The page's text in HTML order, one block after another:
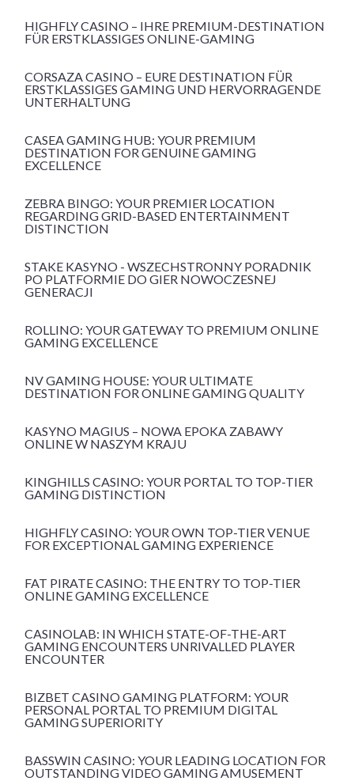
HIGHFLY CASINO – IHRE PREMIUM-DESTINATION
FÜR ERSTKLASSIGES ONLINE-GAMING
CORSAZA CASINO – EURE DESTINATION FÜR
ERSTKLASSIGES GAMING UND HERVORRAGENDE
UNTERHALTUNG
CASEA GAMING HUB: YOUR PREMIUM
DESTINATION FOR GENUINE GAMING
EXCELLENCE
ZEBRA BINGO: YOUR PREMIER LOCATION
REGARDING GRID-BASED ENTERTAINMENT
DISTINCTION
STAKE KASYNO - WSZECHSTRONNY PORADNIK
PO PLATFORMIE DO GIER NOWOCZESNEJ
GENERACJI
ROLLINO: YOUR GATEWAY TO PREMIUM ONLINE
GAMING EXCELLENCE
NV GAMING HOUSE: YOUR ULTIMATE
DESTINATION FOR ONLINE GAMING QUALITY
KASYNO MAGIUS – NOWA EPOKA ZABAWY
ONLINE W NASZYM KRAJU
KINGHILLS CASINO: YOUR PORTAL TO TOP-TIER
GAMING DISTINCTION
HIGHFLY CASINO: YOUR OWN TOP-TIER VENUE
FOR EXCEPTIONAL GAMING EXPERIENCE
FAT PIRATE CASINO: THE ENTRY TO TOP-TIER
ONLINE GAMING EXCELLENCE
CASINOLAB: IN WHICH STATE-OF-THE-ART
GAMING ENCOUNTERS UNRIVALLED PLAYER
ENCOUNTER
BIZBET CASINO GAMING PLATFORM: YOUR
PERSONAL PORTAL TO PREMIUM DIGITAL
GAMING SUPERIORITY
BASSWIN CASINO: YOUR LEADING LOCATION FOR
OUTSTANDING VIDEO GAMING AMUSEMENT